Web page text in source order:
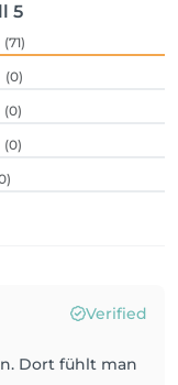
5
(71)
(0)
(0)
(0)
Verified
Dort fühlt man